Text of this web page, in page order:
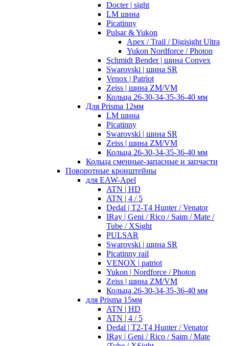
Docter | sight
LM шина
Picatinny
Pulsar & Yukon
Apex / Trail / Digisight Ultra
Yukon Nordforce / Photon
Schmidt Bender | шина Convex
Swarovski | шина SR
Venox | Patriot
Zeiss | шина ZM/VM
Кольца 26-30-34-35-36-40 мм
Для Prisma 12мм
LM шина
Picatinny
Swarovski | шина SR
Zeiss | шина ZM/VM
Кольца 26-30-34-35-36-40 мм
Кольца сменные-запасные и запчасти
Поворотные кронштейны
для EAW-Apel
ATN | HD
ATN | 4 / 5
Dedal | T2-T4 Hunter / Venator
IRay | Geni / Rico / Saim / Mate /
Tube / XSight
PULSAR
Swarovski | шина SR
Picatinny rail
VENOX | patriot
Yukon | Nordforce / Photon
Zeiss | шина ZM/VM
Кольца 26-30-34-35-36-40 мм
для Prisma 15мм
ATN | HD
ATN | 4 / 5
Dedal | T2-T4 Hunter / Venator
IRay | Geni / Rico / Saim / Mate